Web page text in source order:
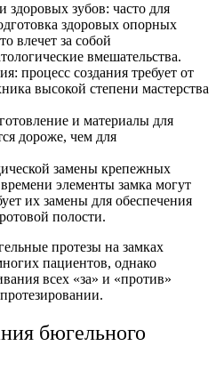
здоровых зубов: часто для
здоровых опорных
влечет за собой
вмешательства.
процесс создания требует от
высокой степени мастерства
и материалы для
дороже, чем для
замены крепежных
элементы замка могут
их замены для обеспечения
полости.
протезы на замках
пациентов, однако
всех «за» и «против»
бюгельного